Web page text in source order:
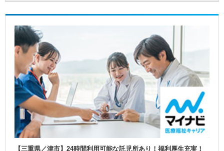
【三重県／津市】24時間利用可能な託児所あり！福利厚生充実！